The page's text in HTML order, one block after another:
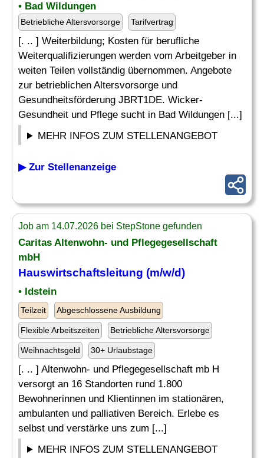
• Bad Wildungen
Betriebliche Altersvorsorge Tarifvertrag
[. .. ] Weiterbildung; Kosten für berufliche
Weiterqualifizierungen werden vom Arbeitgeber in
weiten Teilen vollständig übernommen. Angebote
zur betrieblichen Altersvorsorge und
Gesundheitsförderung JBRT1DE. Wicker-
Gesundheit und Pflege sucht in Bad Wildungen [...]
MEHR INFOS ZUM STELLENANGEBOT
▶ Zur Stellenanzeige
Job am 14.07.2026 bei StepStone gefunden
Caritas Altenwohn- und Pflegegesellschaft
mbH
Hauswirtschaftsleitung (m/w/d)
• Idstein
Teilzeit Abgeschlossene Ausbildung
Flexible Arbeitszeiten Betriebliche Altersvorsorge
Weihnachtsgeld 30+ Urlaubstage
[. .. ] Altenwohn- und Pflegegesellschaft mb H
versorgt an 16 Standorten rund 1.800
Bewohnerinnen und Klientinnen im stationären,
ambulanten und palliativen Bereich. Erlebe es
selbst und verstärke uns zum [...]
MEHR INFOS ZUM STELLENANGEBOT